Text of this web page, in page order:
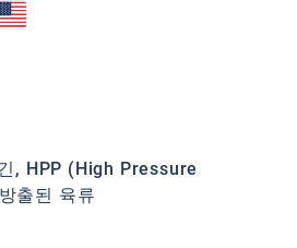
, HPP (High Pressure
출된 육류